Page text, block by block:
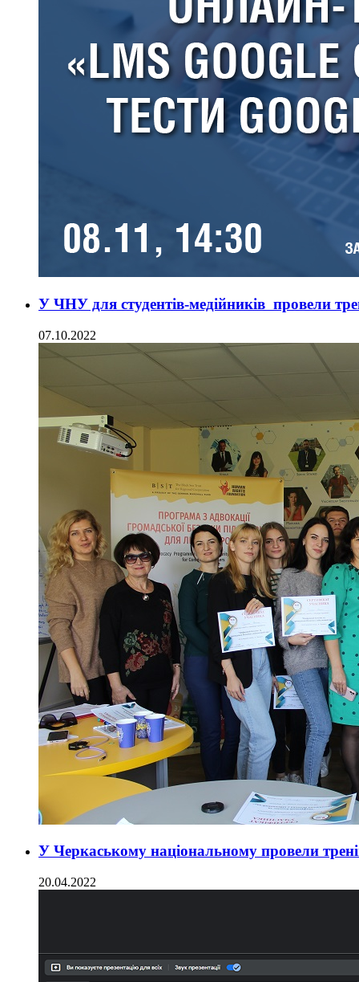
У ЧНУ для студентів-медійників провели
07.10.2022
У Черкаському національному провели
20.04.2022